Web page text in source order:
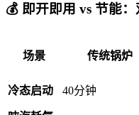
💰 即开即用 vs 节能
场景 传统锅炉
冷态启动 40分钟